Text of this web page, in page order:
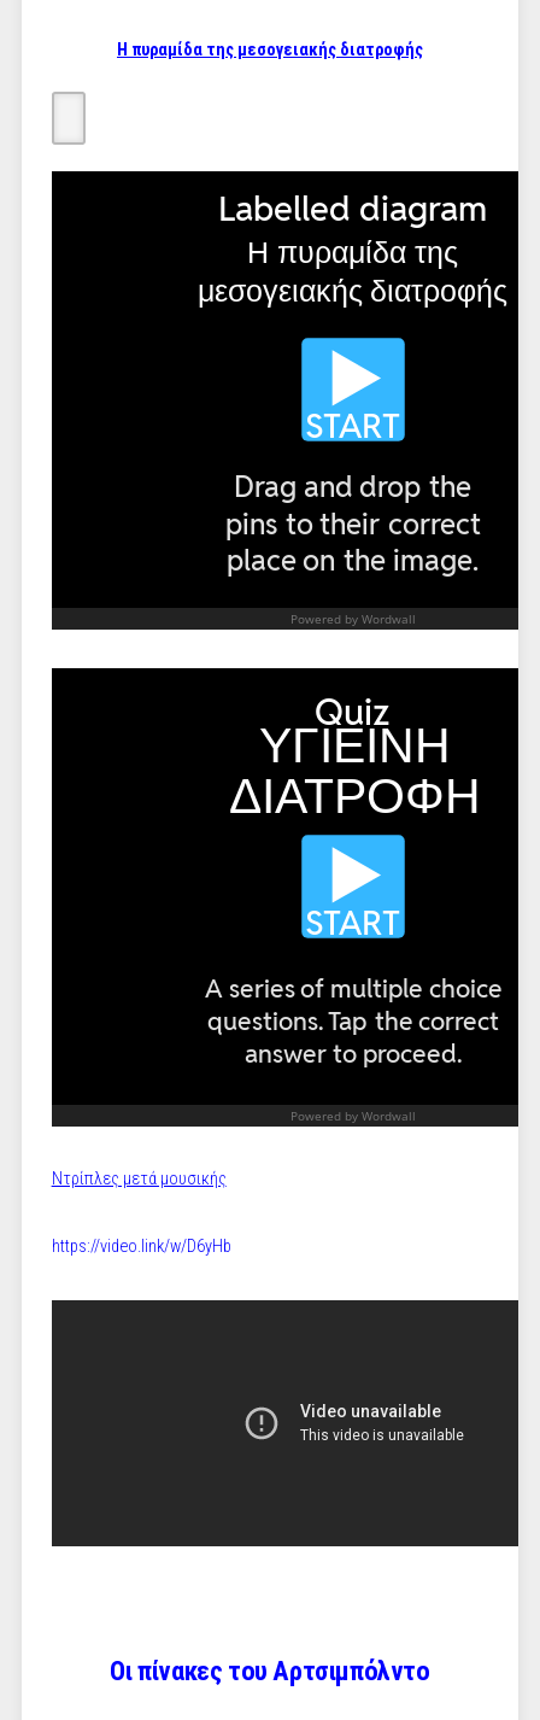
Η πυραμίδα της μεσογειακής διατροφής
Ντρίπλες μετά μουσικής
https://video.link/w/D6yHb
Οι πίνακες του Αρτσιμπόλντο